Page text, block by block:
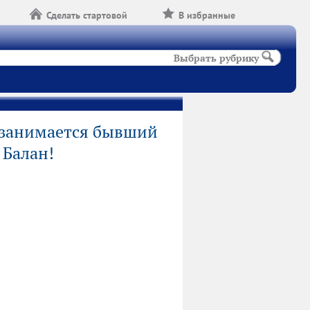
В избранные
Сделать стартовой
Выбрать рубрику
бывший